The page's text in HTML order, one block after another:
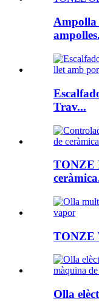
Ampolla
Trav...
TONZE
TONZE
Olla